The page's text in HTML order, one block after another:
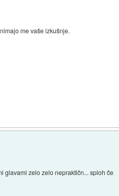
me vaše izkušnje.
glavami zelo zelo nepraktičn... sploh če